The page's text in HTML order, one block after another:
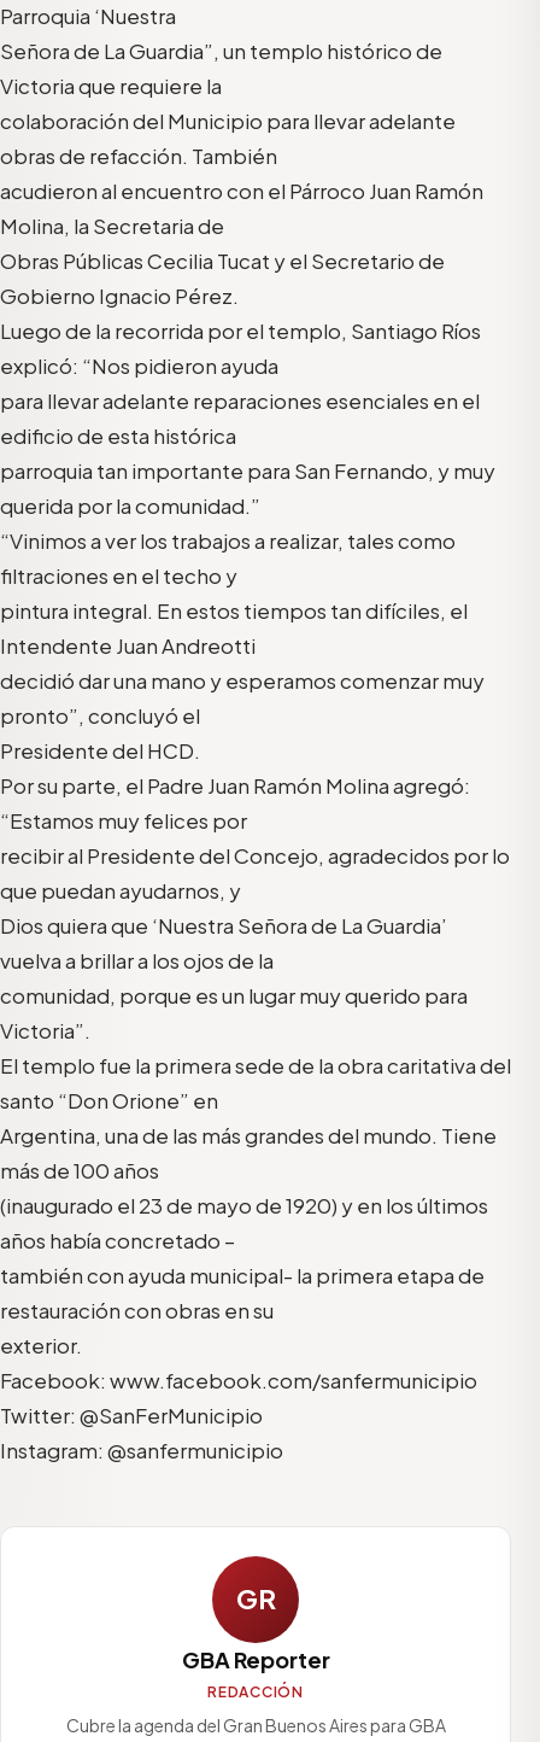
Parroquia ‘Nuestra
Señora de La Guardia”, un templo histórico de
Victoria que requiere la
colaboración del Municipio para llevar adelante
obras de refacción. También
acudieron al encuentro con el Párroco Juan Ramón
Molina, la Secretaria de
Obras Públicas Cecilia Tucat y el Secretario de
Gobierno Ignacio Pérez.
Luego de la recorrida por el templo, Santiago Ríos
explicó: “Nos pidieron ayuda
para llevar adelante reparaciones esenciales en el
edificio de esta histórica
parroquia tan importante para San Fernando, y muy
querida por la comunidad.”
“Vinimos a ver los trabajos a realizar, tales como
filtraciones en el techo y
pintura integral. En estos tiempos tan difíciles, el
Intendente Juan Andreotti
decidió dar una mano y esperamos comenzar muy
pronto”, concluyó el
Presidente del HCD.
Por su parte, el Padre Juan Ramón Molina agregó:
“Estamos muy felices por
recibir al Presidente del Concejo, agradecidos por lo
que puedan ayudarnos, y
Dios quiera que ‘Nuestra Señora de La Guardia’
vuelva a brillar a los ojos de la
comunidad, porque es un lugar muy querido para
Victoria”.
El templo fue la primera sede de la obra caritativa del
santo “Don Orione” en
Argentina, una de las más grandes del mundo. Tiene
más de 100 años
(inaugurado el 23 de mayo de 1920) y en los últimos
años había concretado –
también con ayuda municipal- la primera etapa de
restauración con obras en su
exterior.
Facebook: www.facebook.com/sanfermunicipio
Twitter: @SanFerMunicipio
Instagram: @sanfermunicipio
GR
GBA Reporter
REDACCIÓN
Cubre la agenda del Gran Buenos Aires para GBA